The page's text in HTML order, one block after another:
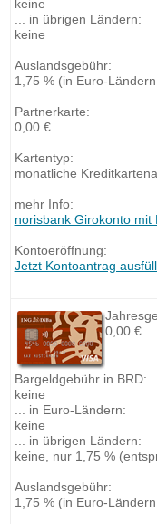
keine
... in übrigen Ländern:
keine
Auslandsgebühr:
1,75 % (in Euro-
Partnerkarte:
0,00 €
Kartentyp:
monatliche
mehr Info:
norisbank Girokonto mit
Kontoeröffnung:
Jetzt Kontoantrag
0,00 €
Bargeldgebühr in BRD:
keine
... in Euro-Ländern:
keine
... in übrigen Ländern:
keine, nur 1,75 %
Auslandsgebühr:
1,75 % (in Euro-